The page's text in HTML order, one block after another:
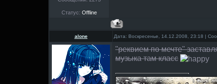
Статус: Offline
alone Дата: Воскресенье, 14.12.2008, 23:18 |
"реквием по мечте"
музыка там класс